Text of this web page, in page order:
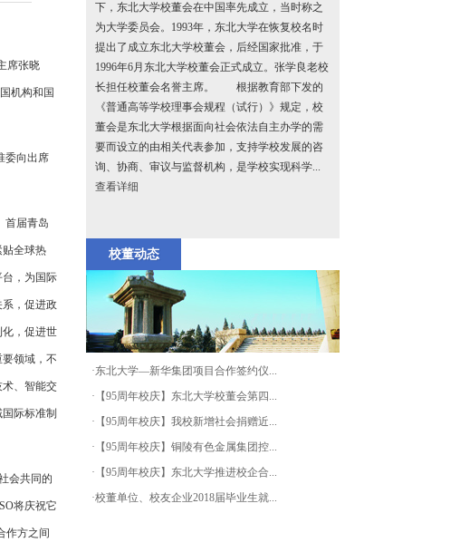
席张晓
机构和国
委向出席
首届青岛
贴全球热
，为国际
，促进政
，促进世
领域，不
、智能交
际标准制
会共同的
将庆祝它
作方之间
下，东北大学校董会在中国率先成立，当时称之
为大学委员会。1993年，东北大学在恢复校名时
提出了成立东北大学校董会，后经国家批准，于
1996年6月东北大学校董会正式成立。张学良老校
长担任校董会名誉主席。 根据教育部下发的
《普通高等学校理事会规程（试行）》规定，校
董会是东北大学根据面向社会依法自主办学的需
要而设立的由相关代表参加，支持学校发展的咨
询、协商、审议与监督机构，是学校实现科学...
查看详细
校董动态
·东北大学—新华集团项目合作签约仪...
·【95周年校庆】东北大学校董会第四...
·【95周年校庆】我校新增社会捐赠近...
·【95周年校庆】铜陵有色金属集团控...
·【95周年校庆】东北大学推进校企合...
·校董单位、校友企业2018届毕业生就...